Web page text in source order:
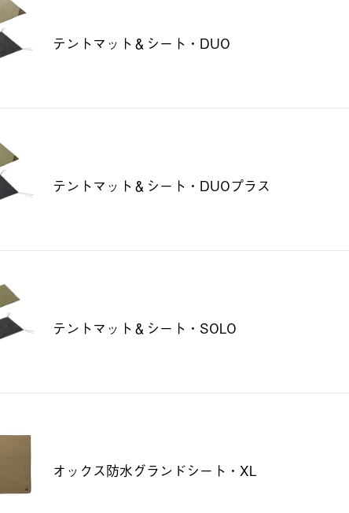
テントマット＆シート・DUO
テントマット＆シート・DUOプラス
テントマット＆シート・SOLO
オックス防水グランドシート・XL